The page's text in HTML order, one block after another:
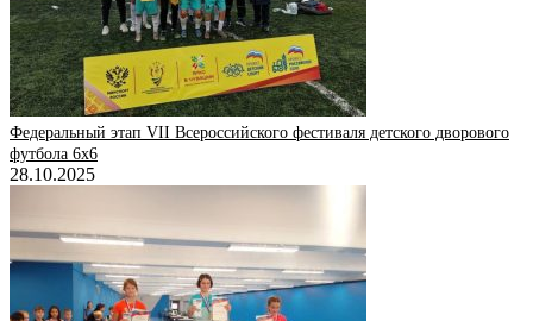
Федеральный этап VII Всероссийского фестиваля детского дворового
футбола 6х6
28.10.2025